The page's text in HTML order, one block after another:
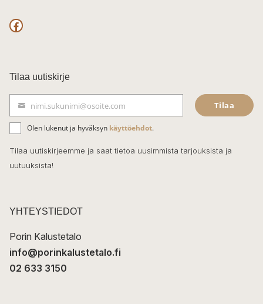
F
c
e
b
o
o
k
Tilaa uutiskirje
ä
h
k
t
nimi.sukunimi@osoite.com Tilaa
Olen lukenut ja hyväksyn käyttöehdot.
Tilaa uutiskirjeemme ja saat tietoa uusimmista tarjouksista ja
uutuuksista!
YHTEYSTIEDOT
Porin Kalustetalo
info@porinkalustetalo.fi
02 633 3150